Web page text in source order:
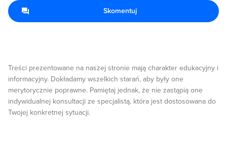
Treści prezentowane na naszej stronie mają charakter edukacyjny i
informacyjny. Dokładamy wszelkich starań, aby były one
merytorycznie poprawne. Pamiętaj jednak, że nie zastąpią one
indywidualnej konsultacji ze specjalistą, która jest dostosowana do
Twojej konkretnej sytuacji.
Skomentuj